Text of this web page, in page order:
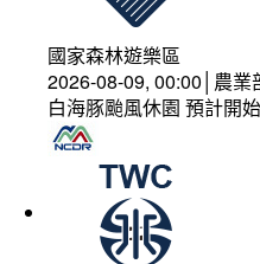
國家森林遊樂區
2026-08-09, 00:00│農
白海豚颱風休園 預計開